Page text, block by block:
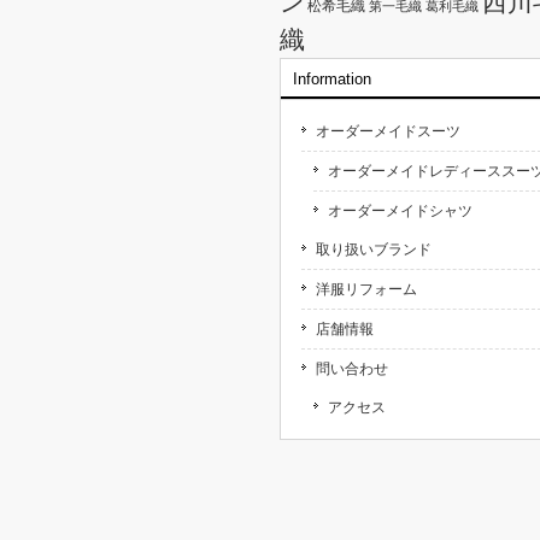
松希毛織 第一毛織 葛利毛織
織
Information
オーダーメイドスーツ
オーダーメイドレディーススー
オーダーメイドシャツ
取り扱いブランド
洋服リフォーム
店舗情報
問い合わせ
アクセス